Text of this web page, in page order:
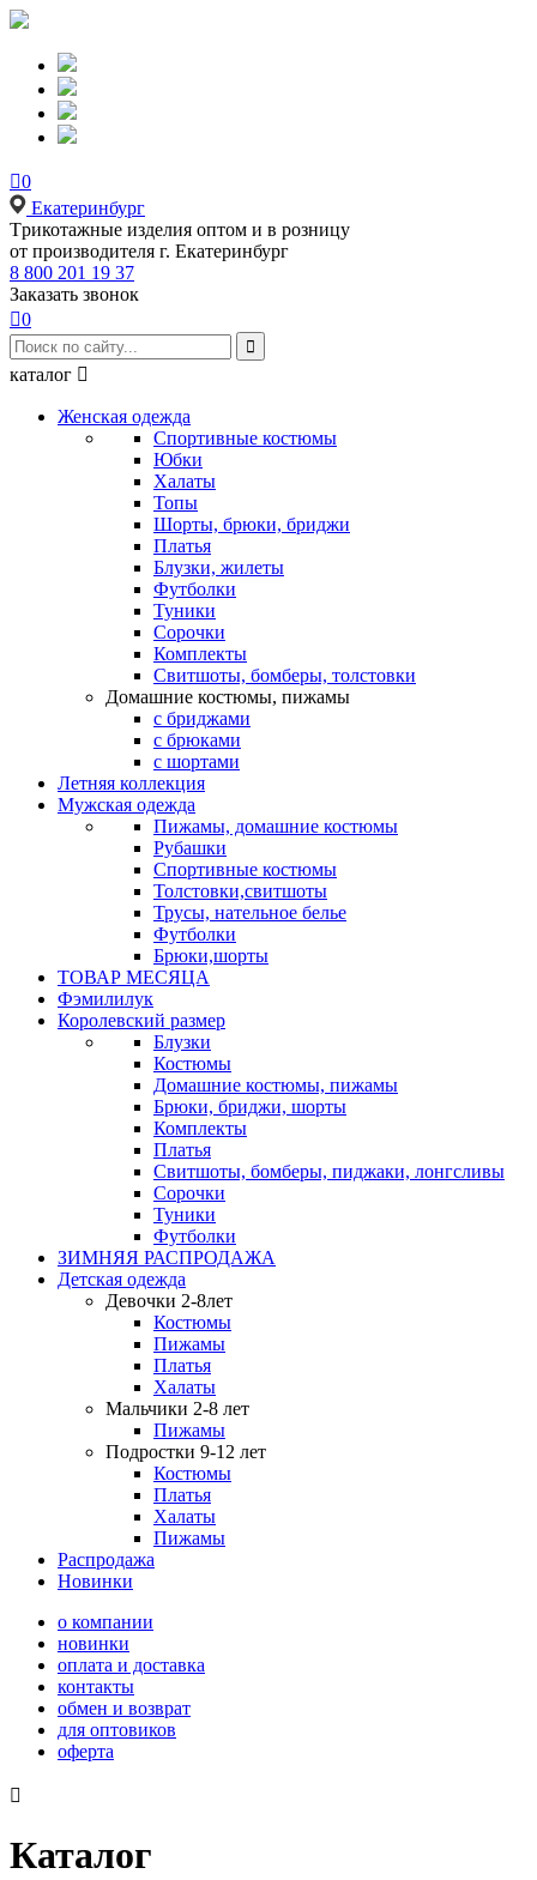
0
Екатеринбург
Tрикотажные изделия оптом и в розницу
от производителя г. Екатеринбург
8 800 201 19 37
Заказать звонок
0

каталог 
Женская одежда
Спортивные костюмы
Юбки
Халаты
Топы
Шорты, брюки, бриджи
Платья
Блузки, жилеты
Футболки
Туники
Сорочки
Комплекты
Свитшоты, бомберы, толстовки
Домашние костюмы, пижамы
с бриджами
с брюками
с шортами
Летняя коллекция
Мужская одежда
Пижамы, домашние костюмы
Рубашки
Спортивные костюмы
Толстовки,свитшоты
Трусы, нательное белье
Футболки
Брюки,шорты
ТОВАР МЕСЯЦА
Фэмилилук
Королевский размер
Блузки
Костюмы
Домашние костюмы, пижамы
Брюки, бриджи, шорты
Комплекты
Платья
Свитшоты, бомберы, пиджаки, лонгсливы
Сорочки
Туники
Футболки
ЗИМНЯЯ РАСПРОДАЖА
Детская одежда
Девочки 2-8лет
Костюмы
Пижамы
Платья
Халаты
Мальчики 2-8 лет
Пижамы
Подростки 9-12 лет
Костюмы
Платья
Халаты
Пижамы
Распродажа
Новинки
о компании
новинки
оплата и доставка
контакты
обмен и возврат
для оптовиков
оферта

Каталог